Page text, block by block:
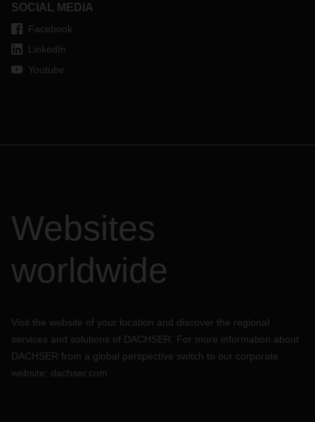
SOCIAL MEDIA
Facebook
LinkedIn
Youtube
Websites
worldwide
Visit the website of your location and discover the regional
services and solutions of DACHSER. For more information about
DACHSER from a global perspective switch to our corporate
website: dachser.com